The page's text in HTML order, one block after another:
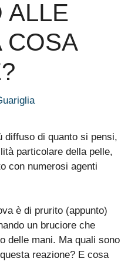
ALLE
COSA
diffuso di quanto si pensi,
particolare della pelle,
con numerosi agenti
è di prurito (appunto)
un bruciore che
delle mani. Ma quali sono
reazione? E cosa